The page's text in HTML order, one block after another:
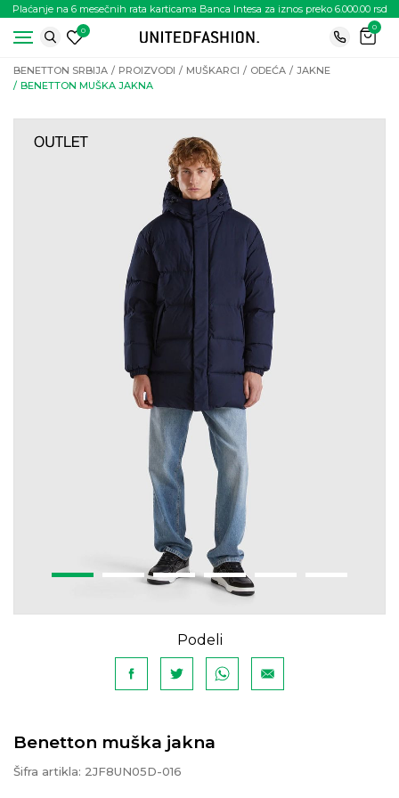
Plaćanje na 6 mesečnih rata karticama Banca Intesa za iznos preko 6.000.00 rsd
0
0
BENETTON SRBIJA PROIZVODI MUŠKARCI ODEĆA
JAKNE
BENETTON MUŠKA JAKNA
Podeli
Benetton muška jakna
Šifra artikla: 2JF8UN05D-016